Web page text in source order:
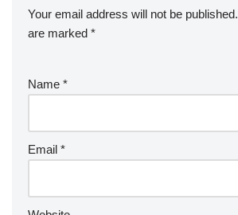
Your email address will not be published.
are marked *
Name *
Email *